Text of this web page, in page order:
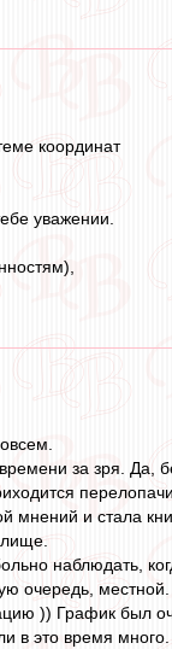
координат
уважении.
за зря. Да,
мнений и стала
наблюдать,
очередь, местной.
)) График был
в это время